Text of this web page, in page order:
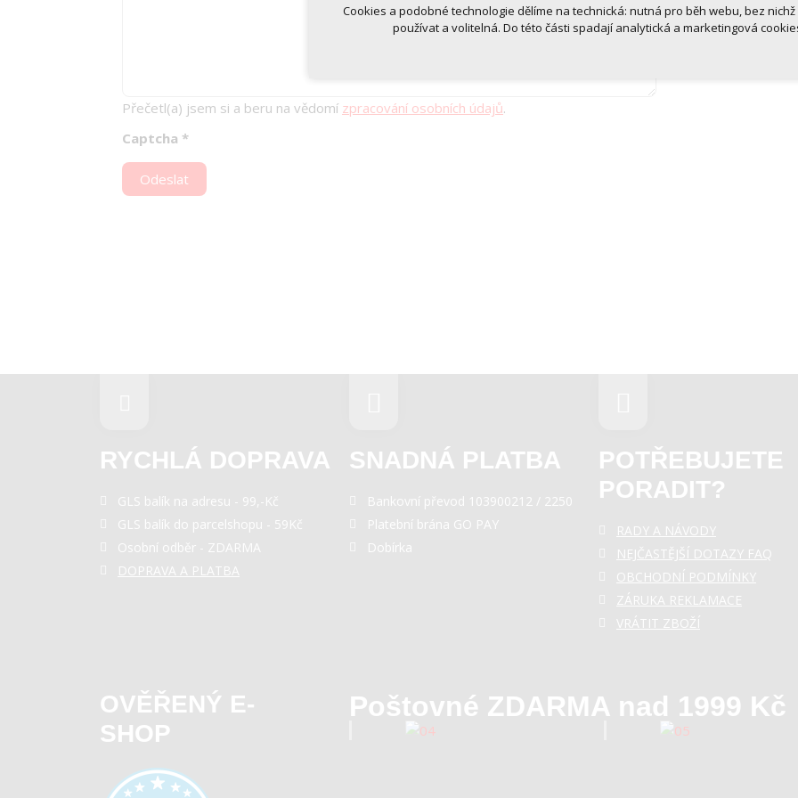
Přečetl(a) jsem si a beru na vědomí zpracování osobních údajů.
Captcha *
Odeslat
RYCHLÁ DOPRAVA
GLS balík na adresu - 99,-Kč
GLS balík do parcelshopu - 59Kč
Osobní odběr - ZDARMA
DOPRAVA A PLATBA
SNADNÁ PLATBA
Bankovní převod 103900212 / 2250
Platební brána GO PAY
Dobírka
POTŘEBUJETE
PORADIT?
RADY A NÁVODY
NEJČASTĚJŠÍ DOTAZY FAQ
OBCHODNÍ PODMÍNKY
ZÁRUKA REKLAMACE
VRÁTIT ZBOŽÍ
OVĚŘENÝ E-
SHOP
Poštovné ZDARMA nad 1999 Kč
Cookies a podobné technologie dělíme na technická: nutná pro běh webu, bez
používat a volitelná. Do této části spadají analytická a marketingová